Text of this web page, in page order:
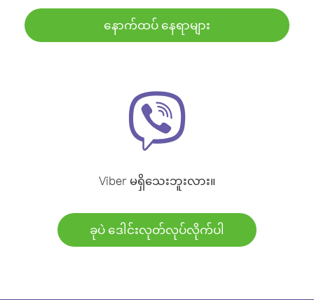
နောက်ထပ် နေရာများ
Viber မရှိသေးဘူးလား။
ခုပဲ ဒေါင်းလုတ်လုပ်လိုက်ပါ